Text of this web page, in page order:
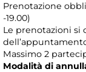
Prenotazione
-19.00)
Le prenotazioni si
Massimo 2
Modalità di